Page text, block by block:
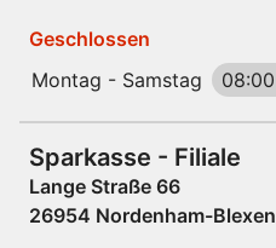
Geschlossen
Montag - Samstag
08:00
Sparkasse - Filiale
Lange Straße 66
26954 Nordenham-Blexen